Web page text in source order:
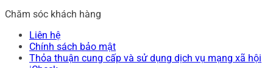
Chăm sóc khách hàng
Liên hệ
Chính sách bảo mật
Thỏa thuận cung cấp và sử dụng dịch vụ mạng xã hội